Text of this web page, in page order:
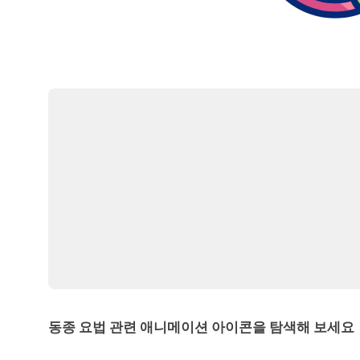
동종 요법 관련 애니메이션 아이콘을 탐색해 보세요